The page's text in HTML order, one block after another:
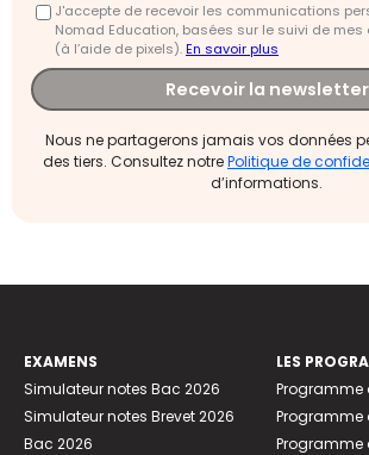
J'accepte de recevoir les communications
Nomad Education, basées sur le suivi de
(à l’aide de pixels).En savoir plus
Recevoir la newsletter
Nous ne partagerons jamais vos données
des tiers. Consultez notrePolitique de
d’informations.
EXAMENS
Simulateur notes Bac 2026
Simulateur notes Brevet 2026
Bac 2026
LES
Programme
Programme
Programme